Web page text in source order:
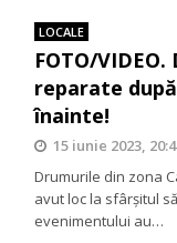
LOCALE
FOTO/
reparate
înainte!
15 iunie 2023,
Drumurile din zona
avut loc la sfârșitul
evenimentului au…